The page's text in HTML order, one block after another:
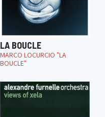
LA BOUCLE
MARCO LOCURCIO "LA
BOUCLE"